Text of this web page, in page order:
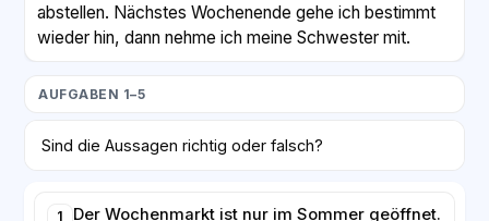
abstellen. Nächstes Wochenende gehe ich bestimmt
wieder hin, dann nehme ich meine Schwester mit.
AUFGABEN 1–5
Sind die Aussagen richtig oder falsch?
1 Der Wochenmarkt ist nur im Sommer geöffnet.